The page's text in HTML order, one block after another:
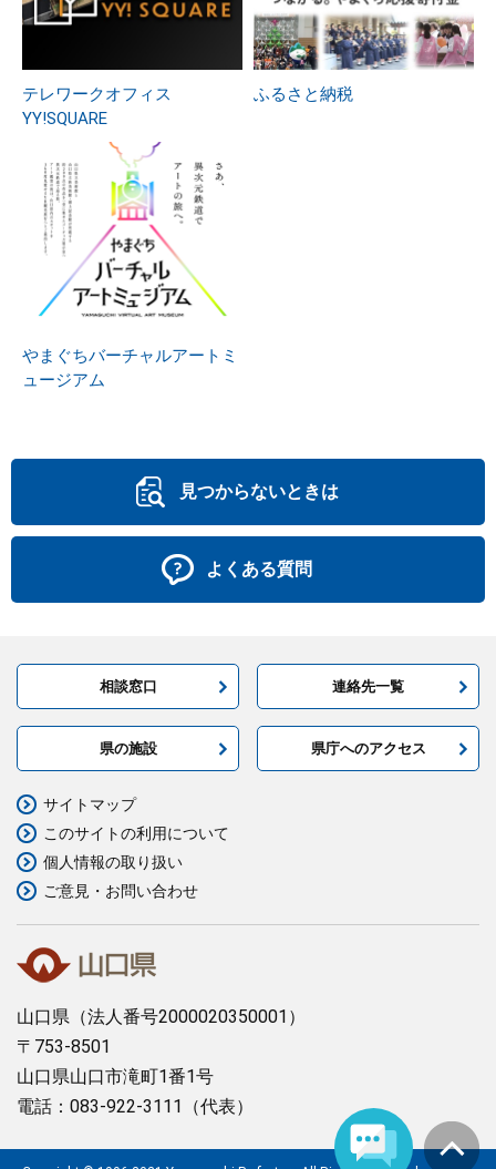
テレワークオフィス
YY!SQUARE
ふるさと納税
やまぐちバーチャルアートミ
ュージアム
見つからないときは
よくある質問
相談窓口 連絡先一覧
県の施設 県庁へのアクセス
山口県 （法人番号2000020350001）
〒753-8501
山口県山口市滝町1番1号
電話：083-922-3111（代表）
サイトマップ
このサイトの利用について
個人情報の取り扱い
ご意見・お問い合わせ